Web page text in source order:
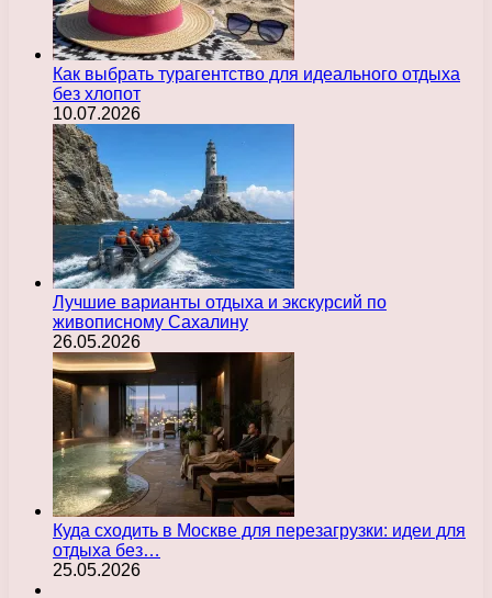
Как выбрать турагентство для идеального отдыха
без хлопот
10.07.2026
Лучшие варианты отдыха и экскурсий по
живописному Сахалину
26.05.2026
Куда сходить в Москве для перезагрузки: идеи для
отдыха без…
25.05.2026